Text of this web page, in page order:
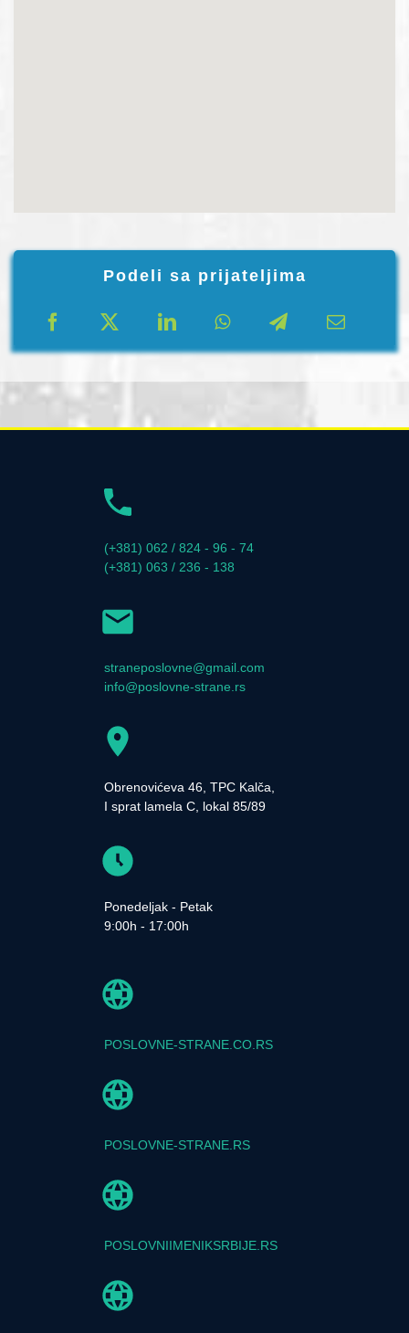
Podeli sa prijateljima
(+381) 062 / 824 - 96 - 74
(+381) 063 / 236 - 138
straneposlovne@gmail.com
info@poslovne-strane.rs
Obrenovićeva 46, TPC Kalča,
I sprat lamela C, lokal 85/89
Ponedeljak - Petak
9:00h - 17:00h
POSLOVNE-STRANE.CO.RS
POSLOVNE-STRANE.RS
POSLOVNIIMENIKSRBIJE.RS